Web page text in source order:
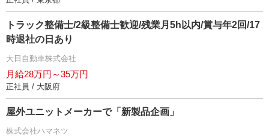
トラック整備士/2級整備士歓迎/残業月5h以内/賞与年2回/17
時退社の日あり
大日自動車株式会社
月給28万円～35万円
正社員 / 大阪府
屋外ユニットメーカーで「新製品企画」
株式会社ハマネツ